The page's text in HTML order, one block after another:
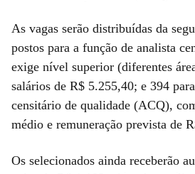
As vagas serão distribuídas da
postos para a função de analista
exige nível superior (diferentes
salários de R$ 5.255,40; e 394
censitário de qualidade (ACQ),
médio e remuneração prevista de
Os selecionados ainda receberão